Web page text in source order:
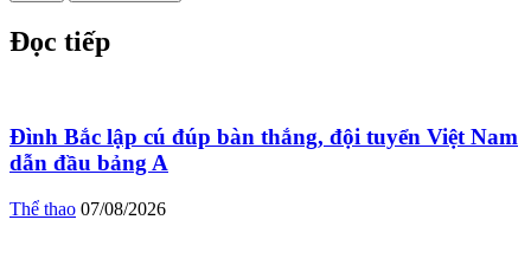
Đọc tiếp
Đình Bắc lập cú đúp bàn thắng, đội tuyển Việt Nam
dẫn đầu bảng A
Thể thao 07/08/2026